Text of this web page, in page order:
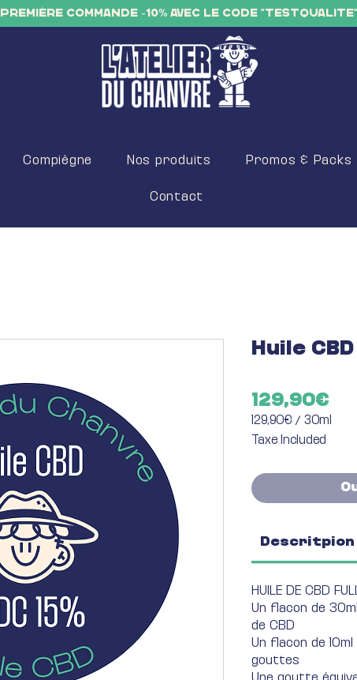
PREMIÈRE COMMANDE -10% AVEC LE CODE "TESTQUALITE"
Compiègne Nos produits Promos & Packs
Contact
Huile
129,90€
129,90€ / 30ml
129,90€
Milliliters
Taxe Included
HUILE DE CBD
Un flacon de
de CBD
Un flacon de
gouttes